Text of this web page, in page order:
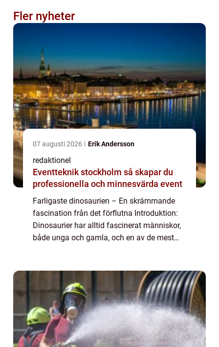
Fler nyheter
07 augusti 2026 Erik Andersson
redaktionel
Eventteknik stockholm så skapar du
professionella och minnesvärda event
Farligaste dinosaurien – En skrämmande
fascination från det förflutna Introduktion:
Dinosaurier har alltid fascinerat människor,
både unga och gamla, och en av de mest